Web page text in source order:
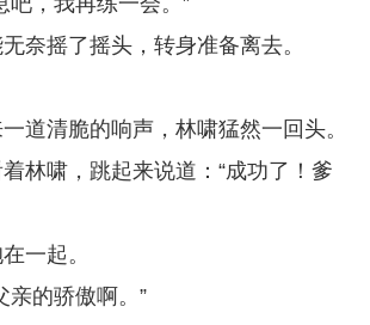
奈摇了摇头，转身准备离去。
道清脆的响声，林啸猛然一回头。
林啸，跳起来说道：“成功了！爹
一起。
亲的骄傲啊。”